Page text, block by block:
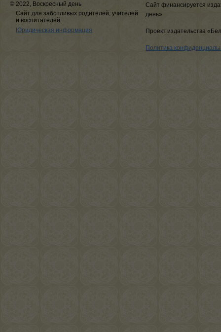
© 2022, Воскресный день
Сайт для заботливых родителей, учителей
и воспитателей.
Юридическая информация
Сайт финансируется
день»
Проект издательства
Политика